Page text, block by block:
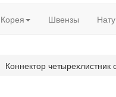
Швензы
Коннектор